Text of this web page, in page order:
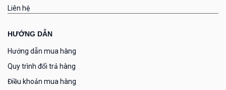
Liên hệ
HƯỚNG DẪN
Hướng dẫn mua hàng
Quy trình đổi trả hàng
Điều khoản mua hàng